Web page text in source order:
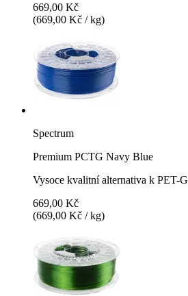
669,00 Kč
(669,00 Kč / kg)
Spectrum
Premium PCTG Navy Blue
Vysoce kvalitní alternativa k PET-G
669,00 Kč
(669,00 Kč / kg)